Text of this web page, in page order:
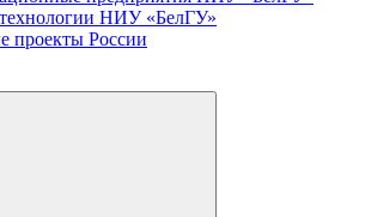
технологии НИУ «БелГУ»
проекты России